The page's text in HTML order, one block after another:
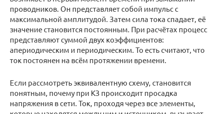
проводников. Он представляет собой импульс с
максимальной амплитудой. Затем сила тока спадает, её
значение становится постоянным. При расчётах процесс
представляют суммой двух коэффициентов:
апериодическим и периодическим. То есть считают, что
ток постоянен на всём протяжении времени.
Если рассмотреть эквивалентную схему, становится
понятным, почему при КЗ происходит просадка
напряжения в сети. Ток, проходя через все элементы,